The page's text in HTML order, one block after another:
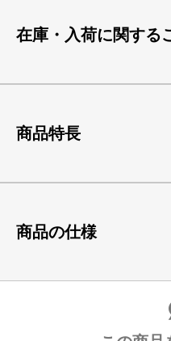
在庫・入荷に関する
商品特長
商品の仕様